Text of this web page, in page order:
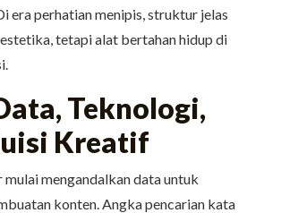
era perhatian menipis, struktur jelas
tetapi alat bertahan hidup di
Teknologi,
Kreatif
mengandalkan data untuk
konten. Angka pencarian kata